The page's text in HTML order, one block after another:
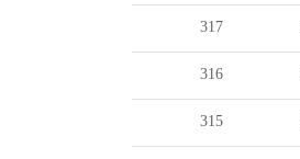
317
316
315